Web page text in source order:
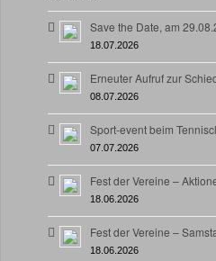
Save the Date, am
18.07.2026
Erneuter Aufruf zur
08.07.2026
Sport-event beim
07.07.2026
Fest der Vereine –
18.06.2026
Fest der Vereine –
18.06.2026